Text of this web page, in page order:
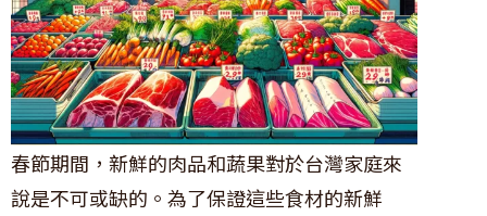
春節期間，新鮮的肉品和蔬果對於台灣家庭來
說是不可或缺的。為了保證這些食材的新鮮